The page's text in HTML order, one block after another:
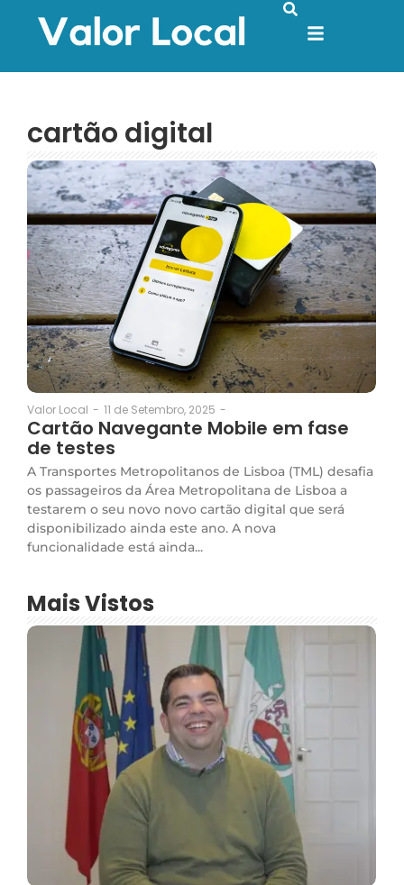
cartão digital
Valor Local - 11 de Setembro, 2025 -
Cartão Navegante Mobile em fase
de testes
A Transportes Metropolitanos de Lisboa (TML) desafia
os passageiros da Área Metropolitana de Lisboa a
testarem o seu novo novo cartão digital que será
disponibilizado ainda este ano. A nova
funcionalidade está ainda...
Mais Vistos